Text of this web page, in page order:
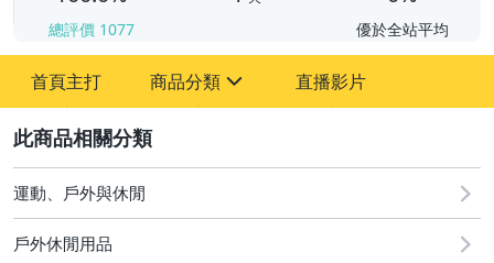
總評價 1077 優於全站平均
首頁主打 商品分類
圖書/影音/文具
居家、家具與園藝
直播影片
運動、戶外與休閒
戶外休閒用品